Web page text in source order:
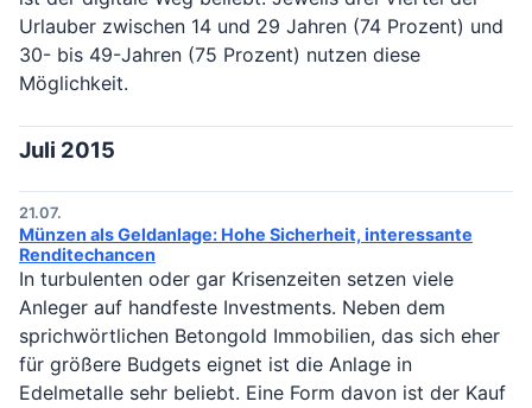
Urlauber zwischen 14 und 29 Jahren (74 Prozent) und
30- bis 49-Jahren (75 Prozent) nutzen diese
Möglichkeit.
Juli 2015
21.07.
Münzen als Geldanlage: Hohe Sicherheit, interessante
Renditechancen
In turbulenten oder gar Krisenzeiten setzen viele
Anleger auf handfeste Investments. Neben dem
sprichwörtlichen Betongold Immobilien, das sich eher
für größere Budgets eignet ist die Anlage in
Edelmetalle sehr beliebt. Eine Form davon ist der Kauf